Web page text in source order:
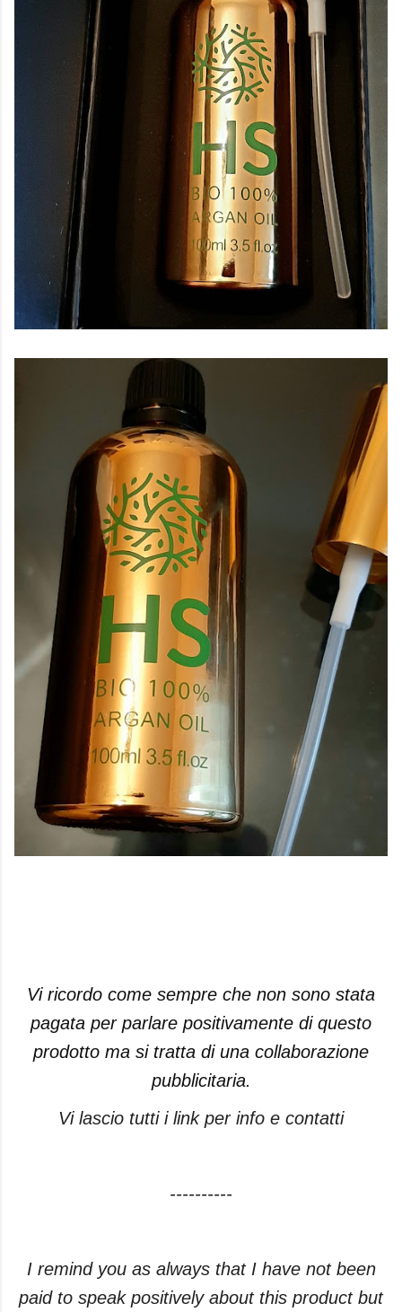
Vi ricordo come sempre che non sono stata
pagata per parlare positivamente di questo
prodotto ma si tratta di una collaborazione
pubblicitaria.
Vi lascio tutti i link per info e contatti
----------
I remind you as always that I have not been
paid to speak positively about this product but